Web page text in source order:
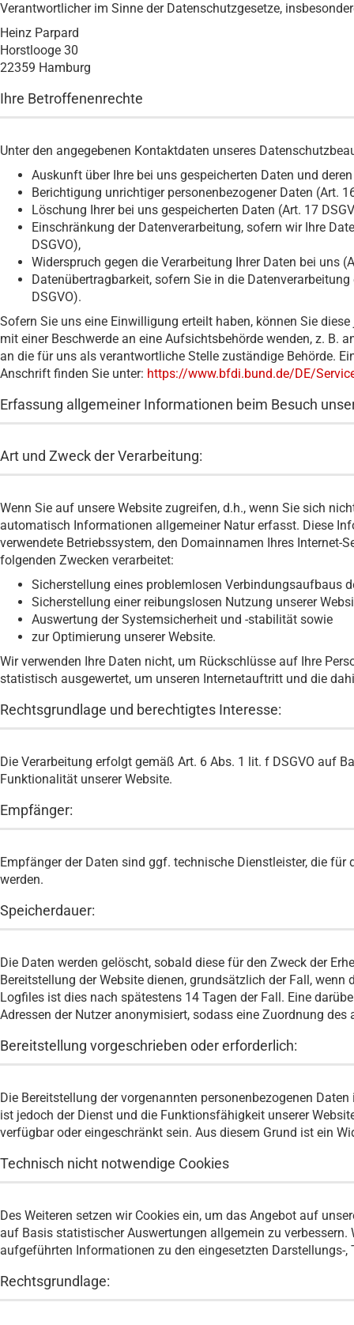
Verantwortlicher im Sinne der Datenschutzgesetze,
Heinz Parpard
Horstlooge 30
22359 Hamburg
Ihre Betroffenenrechte
Unter den angegebenen Kontaktdaten unseres
Auskunft über Ihre bei uns gespeicherten Daten und
Berichtigung unrichtiger personenbezogener Daten (Art.
Löschung Ihrer bei uns gespeicherten Daten (Art. 17
Einschränkung der Datenverarbeitung, sofern wir Ihre
DSGVO),
Widerspruch gegen die Verarbeitung Ihrer Daten bei uns
Datenübertragbarkeit, sofern Sie in die
DSGVO).
Sofern Sie uns eine Einwilligung erteilt haben, können Sie
mit einer Beschwerde an eine Aufsichtsbehörde wenden, z. B.
an die für uns als verantwortliche Stelle zuständige Behörde.
Anschrift finden Sie unter: https://www.bfdi.bund.de/DE/
Erfassung allgemeiner Informationen beim Besuch
Art und Zweck der Verarbeitung:
Wenn Sie auf unsere Website zugreifen, d.h., wenn Sie sich
automatisch Informationen allgemeiner Natur erfasst. Diese
verwendete Betriebssystem, den Domainnamen Ihres Internet-
folgenden Zwecken verarbeitet:
Sicherstellung eines problemlosen Verbindungsaufbaus
Sicherstellung einer reibungslosen Nutzung unserer
Auswertung der Systemsicherheit und -stabilität sowie
zur Optimierung unserer Website.
Wir verwenden Ihre Daten nicht, um Rückschlüsse auf Ihre
statistisch ausgewertet, um unseren Internetauftritt und die
Rechtsgrundlage und berechtigtes Interesse:
Die Verarbeitung erfolgt gemäß Art. 6 Abs. 1 lit. f DSGVO auf
Funktionalität unserer Website.
Empfänger:
Empfänger der Daten sind ggf. technische Dienstleister, die
werden.
Speicherdauer:
Die Daten werden gelöscht, sobald diese für den Zweck der
Bereitstellung der Website dienen, grundsätzlich der Fall,
Logfiles ist dies nach spätestens 14 Tagen der Fall. Eine
Adressen der Nutzer anonymisiert, sodass eine Zuordnung
Bereitstellung vorgeschrieben oder erforderlich:
Die Bereitstellung der vorgenannten personenbezogenen
ist jedoch der Dienst und die Funktionsfähigkeit unserer
verfügbar oder eingeschränkt sein. Aus diesem Grund ist ein
Technisch nicht notwendige Cookies
Des Weiteren setzen wir Cookies ein, um das Angebot auf
auf Basis statistischer Auswertungen allgemein zu
aufgeführten Informationen zu den eingesetzten Darstellungs-
Rechtsgrundlage: